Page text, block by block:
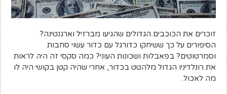
זוכרים את הכוכבים הגדולים שהגיעו מברזיל וארגנטינה?
הסיפורים על כך ששיחקו כדורגל עם כדור עשוי סחבות
וסמרטוטים? בפאבלות ושכונות העוני? כמה סקסי זה היה לראות
את רונלדיניו הגדול מלהטט בכדור, אחרי שהיה קטן בקושי היה לו
מה לאכול.